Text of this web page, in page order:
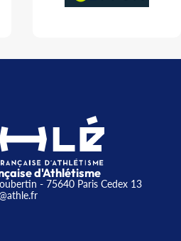
d'Athlétisme
- 75640 Paris Cedex 13